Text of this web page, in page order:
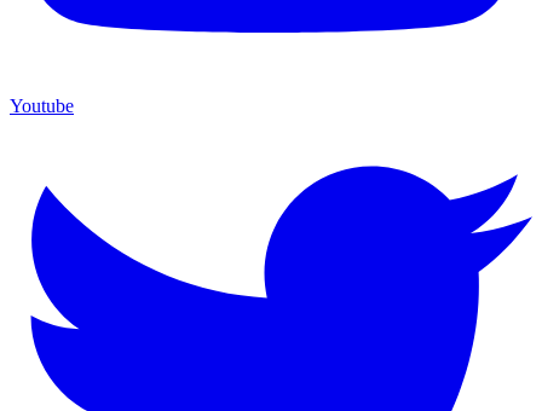
Youtube